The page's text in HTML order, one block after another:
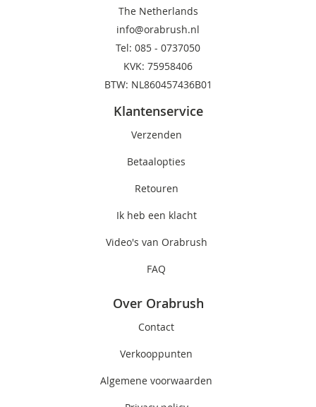
The Netherlands
info@orabrush.nl
Tel: 085 - 0737050
KVK: 75958406
BTW: NL860457436B01
Klantenservice
Verzenden
Betaalopties
Retouren
Ik heb een klacht
Video's van Orabrush
FAQ
Over Orabrush
Contact
Verkooppunten
Algemene voorwaarden